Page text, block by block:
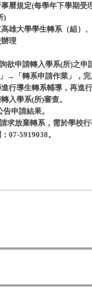
曆規定(每學年下學期受
)
雄大學學生轉系（組）
理
欲申請轉入學系(所)之申
→「轉系申請作業」，
行導生轉系輔導，再進
入學系(所)審查。
申請結果。
求放棄轉系，需於學校
07-5919038。